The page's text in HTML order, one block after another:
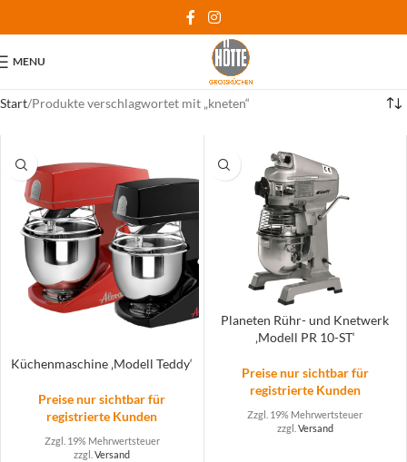
MENU
Start Produkte verschlagwortet mit „kneten“
Küchenmaschine ‚Modell Teddy‘
Preise nur sichtbar für
registrierte Kunden
Zzgl. 19% Mehrwertsteuer
zzgl.Versand
Planeten Rühr- und Knetwerk
‚Modell PR 10-ST‘
Preise nur sichtbar für
registrierte Kunden
Zzgl. 19% Mehrwertsteuer
zzgl. Versand